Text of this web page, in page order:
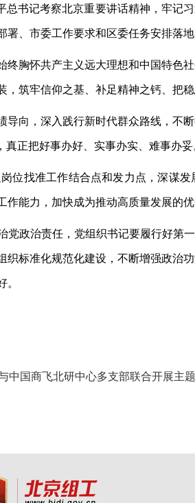
书记考察北京重要讲话精神，牢记
、市委工作要求和区委任务安排落
胸怀共产主义远大理想和中国特色
筑牢信仰之基、补足精神之钙、把稳
向，深入践行新时代群众路线，不
真正把好事办好、实事办实、难事办妥
位找准工作结合点和发力点，深谋
能力，加快成为推动高质量发展的优
政治责任，党组织书记要履行好第
标准化规范化建设，不断增强政治
国商飞北研中心多支部联合开展主